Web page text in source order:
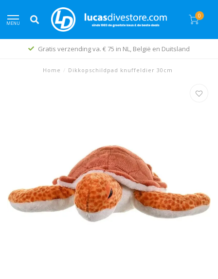
MENU
0
Gratis verzending va. € 75 in NL, België en Duitsland
Home / Dikkopschildpad knuffeldier 30cm